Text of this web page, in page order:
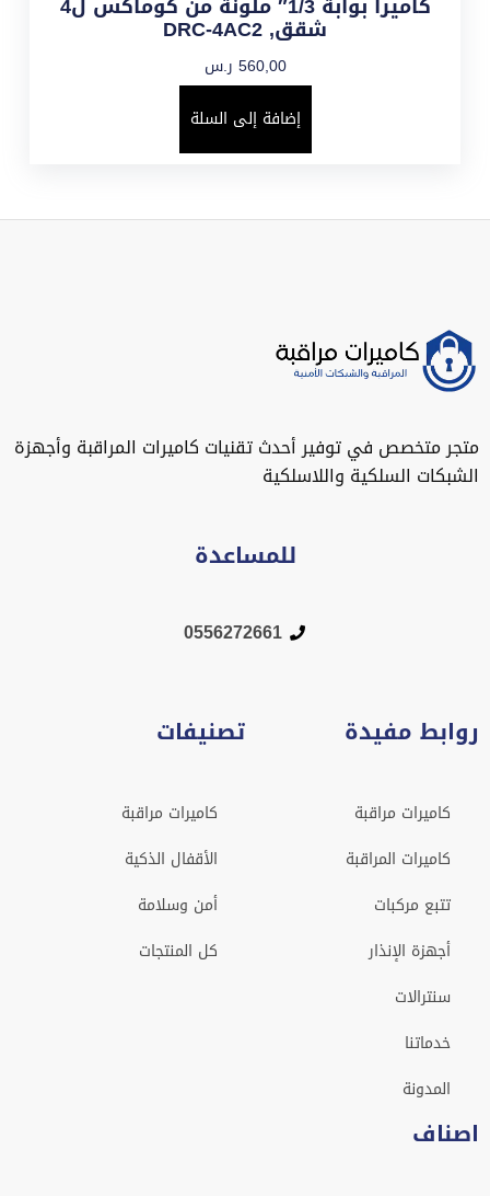
شقق, DRC-4AC2
560,00 ر.س
إضافة إلى السلة
متجر متخصص في توفير أحدث تقنيات كاميرات المراقبة وأجهزة
الشبكات السلكية واللاسلكية
للمساعدة
0556272661
روابط مفيدة
كاميرات مراقبة
كاميرات المراقبة
تتبع مركبات
أجهزة الإنذار
سنترالات
خدماتنا
المدونة
تصنيفات
كاميرات مراقبة
الأقفال الذكية
أمن وسلامة
كل المنتجات
اصناف